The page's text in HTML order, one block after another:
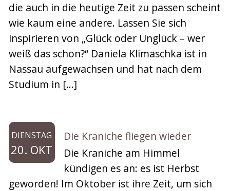
die auch in die heutige Zeit zu passen scheint
wie kaum eine andere. Lassen Sie sich
inspirieren von „Glück oder Unglück – wer
weiß das schon?“ Daniela Klimaschka ist in
Nassau aufgewachsen und hat nach dem
Studium in […]
DIENSTAG
20. OKT
Die Kraniche fliegen wieder
Die Kraniche am Himmel
kündigen es an: es ist Herbst
geworden! Im Oktober ist ihre Zeit, um sich